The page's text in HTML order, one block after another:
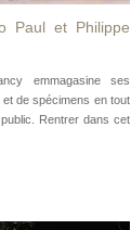
Paul et Philippe
emmagasine ses
et de spécimens en tout
Rentrer dans cet